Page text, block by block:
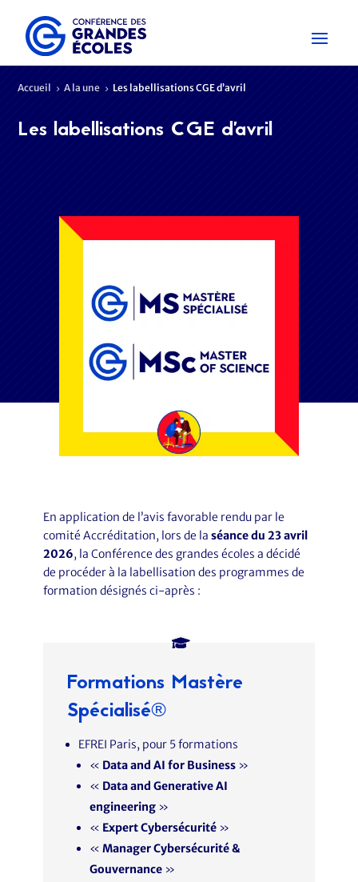
Accueil 5 A la une 5 Les labellisations CGE d’avril
Les labellisations CGE d’avril
En application de l’avis favorable rendu par le
comité Accréditation, lors de la séance du 23 avril
2026, la Conférence des grandes écoles a décidé
de procéder à la labellisation des programmes de
formation désignés ci-après :
Formations Mastère
Spécialisé®
EFREI Paris, pour 5 formations
« Data and AI for Business»
« Data and Generative AI
engineering»
« Expert Cybersécurité»
« Manager Cybersécurité &
Gouvernance»